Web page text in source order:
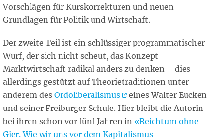
Vorschlägen für Kurskorrekturen und neuen
Grundlagen für Politik und Wirtschaft.
Der zweite Teil ist ein schlüssiger programmatischer
Wurf, der sich nicht scheut, das Konzept
Marktwirtschaft radikal anders zu denken – dies
allerdings gestützt auf Theorietraditionen unter
anderem des Ordoliberalismus
eines Walter Eucken
und seiner Freiburger Schule. Hier bleibt die Autorin
bei ihren schon vor fünf Jahren in «Reichtum ohne
Gier. Wie wir uns vor dem Kapitalismus